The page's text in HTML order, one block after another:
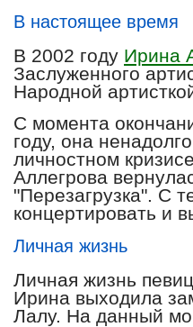
В настоящее время
В 2002 году Ирина
Заслуженного
Народной
С момента
году, она
личностном
Аллегрова
"Перезагрузка". С
концертировать и
Личная жизнь
Личная жизнь
Ирина выходила
Лалу. На данный